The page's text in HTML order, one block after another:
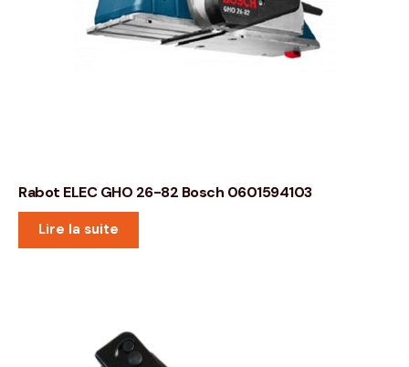
Rabot ELEC GHO 26-82 Bosch 0601594103
Lire la suite